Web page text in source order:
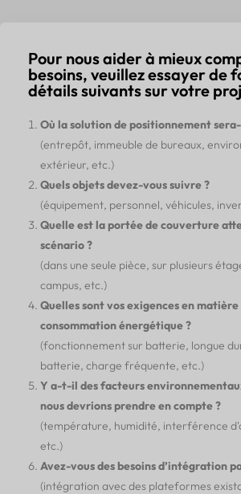
Pour nous aider à mieux
besoins, veuillez essayer de
détails suivants sur votre
Où la solution de positionnement
(entrepôt, immeuble de bureaux,
extérieur, etc.)
Quels objets devez-vous suivre ?
(équipement, personnel, véhicules,
Quelle est la portée de couverture
scénario ?
(dans une seule pièce, sur plusieurs
campus, etc.)
Quelles sont vos exigences en matière
consommation énergétique ?
(fonctionnement sur batterie, longue
batterie, charge fréquente, etc.)
Y a-t-il des facteurs
nous devrions prendre en compte ?
(température, humidité, interférence
etc.)
Avez-vous des besoins d’intégration
(intégration avec des plateformes